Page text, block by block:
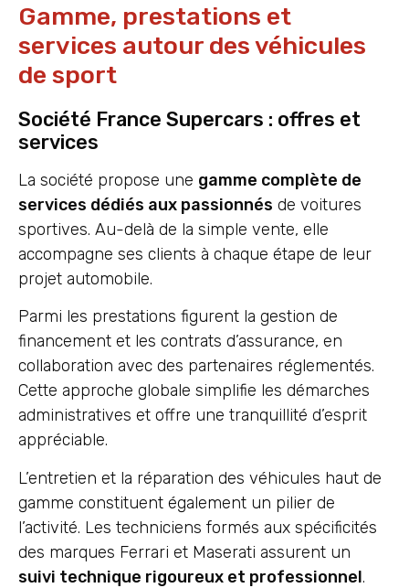
Gamme, prestations et
services autour des véhicules
de sport
Société France Supercars : offres et
services
La société propose une gamme complète de
services dédiés aux passionnés de voitures
sportives. Au-delà de la simple vente, elle
accompagne ses clients à chaque étape de leur
projet automobile.
Parmi les prestations figurent la gestion de
financement et les contrats d’assurance, en
collaboration avec des partenaires réglementés.
Cette approche globale simplifie les démarches
administratives et offre une tranquillité d’esprit
appréciable.
L’entretien et la réparation des véhicules haut de
gamme constituent également un pilier de
l’activité. Les techniciens formés aux spécificités
des marques Ferrari et Maserati assurent un
suivi technique rigoureux et professionnel.